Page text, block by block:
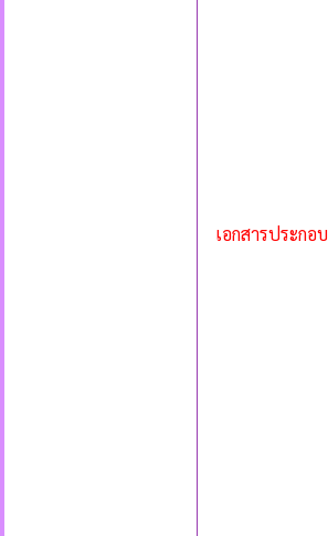
เอกสารประกอบ